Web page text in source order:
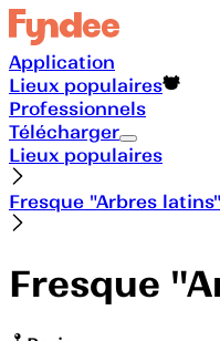
Application
Lieux populaires
Professionnels
Télécharger
Lieux populaires
Fresque "Arbres latins"
Fresque